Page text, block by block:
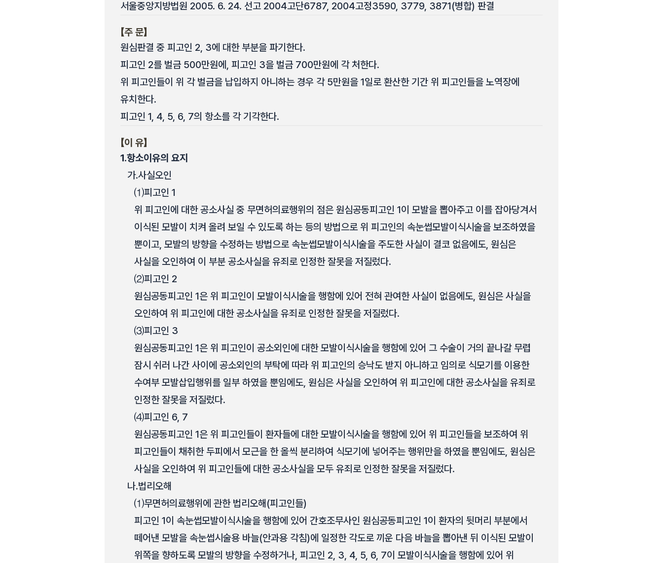
서울중앙지방법원 2005. 6. 24. 선고 2004고단6787, 2004고정3590, 3779, 3871(병합) 판결
【주 문】
원심판결 중 피고인 2, 3에 대한 부분을 파기한다.
피고인 2를 벌금 500만원에, 피고인 3을 벌금 700만원에 각 처한다.
위 피고인들이 위 각 벌금을 납입하지 아니하는 경우 각 5만원을 1일로 환산한 기간 위 피고인들을 노역장에
유치한다.
피고인 1, 4, 5, 6, 7의 항소를 각 기각한다.
【이 유】
1.항소이유의 요지
가.사실오인
⑴피고인 1
위 피고인에 대한 공소사실 중 무면허의료행위의 점은 원심공동피고인 1이 모발을 뽑아주고 이를 잡아당겨서
이식된 모발이 치켜 올려 보일 수 있도록 하는 등의 방법으로 위 피고인의 속눈썹모발이식시술을 보조하였을
뿐이고, 모발의 방향을 수정하는 방법으로 속눈썹모발이식시술을 주도한 사실이 결코 없음에도, 원심은
사실을 오인하여 이 부분 공소사실을 유죄로 인정한 잘못을 저질렀다.
⑵피고인 2
원심공동피고인 1은 위 피고인이 모발이식시술을 행함에 있어 전혀 관여한 사실이 없음에도, 원심은 사실을
오인하여 위 피고인에 대한 공소사실을 유죄로 인정한 잘못을 저질렀다.
⑶피고인 3
원심공동피고인 1은 위 피고인이 공소외인에 대한 모발이식시술을 행함에 있어 그 수술이 거의 끝나갈 무렵
잠시 쉬러 나간 사이에 공소외인의 부탁에 따라 위 피고인의 승낙도 받지 아니하고 임의로 식모기를 이용한
수여부 모발삽입행위를 일부 하였을 뿐임에도, 원심은 사실을 오인하여 위 피고인에 대한 공소사실을 유죄로
인정한 잘못을 저질렀다.
⑷피고인 6, 7
원심공동피고인 1은 위 피고인들이 환자들에 대한 모발이식시술을 행함에 있어 위 피고인들을 보조하여 위
피고인들이 채취한 두피에서 모근을 한 올씩 분리하여 식모기에 넣어주는 행위만을 하였을 뿐임에도, 원심은
사실을 오인하여 위 피고인들에 대한 공소사실을 모두 유죄로 인정한 잘못을 저질렀다.
나.법리오해
⑴무면허의료행위에 관한 법리오해(피고인들)
피고인 1이 속눈썹모발이식시술을 행함에 있어 간호조무사인 원심공동피고인 1이 환자의 뒷머리 부분에서
떼어낸 모발을 속눈썹시술용 바늘(안과용 각침)에 일정한 각도로 끼운 다음 바늘을 뽑아낸 뒤 이식된 모발이
위쪽을 향하도록 모발의 방향을 수정하거나, 피고인 2, 3, 4, 5, 6, 7이 모발이식시술을 행함에 있어 위